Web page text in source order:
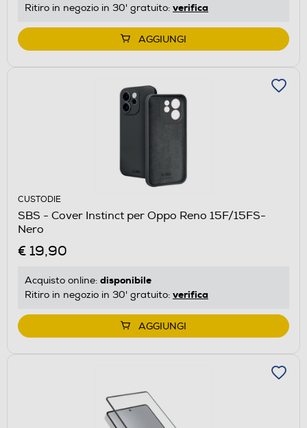
Ritiro in negozio in 30' gratuito: verifica
AGGIUNGI
CUSTODIE
SBS - Cover Instinct per Oppo Reno 15F/15FS-
Nero
€ 19,90
Acquisto online: disponibile
Ritiro in negozio in 30' gratuito: verifica
AGGIUNGI